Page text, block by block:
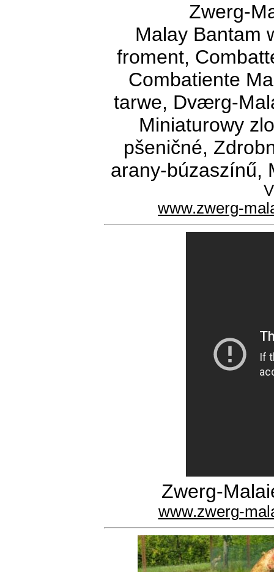
Zwerg-
Malay Bantam
froment,
Combatiente
tarwe, Dværg-
Miniaturowy
pšeničné,
arany-búzaszínű,
www.zwerg-
Zwerg-
www.zwerg-